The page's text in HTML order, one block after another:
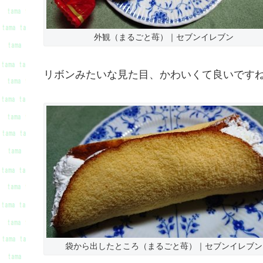
外観（まるごと苺）｜セブンイレブン
リボンみたいな見た目、かわいくて良いです
袋から出したところ（まるごと苺）｜セブンイレブン